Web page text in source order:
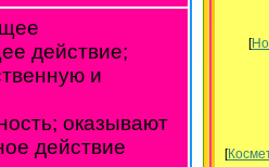
действие;
и
оказывают
действие
[
[